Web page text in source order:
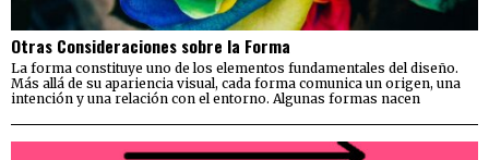
Otras Consideraciones sobre la Forma
La forma constituye uno de los elementos fundamentales del diseño.
Más allá de su apariencia visual, cada forma comunica un origen, una
intención y una relación con el entorno. Algunas formas nacen